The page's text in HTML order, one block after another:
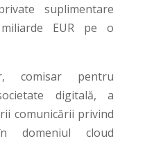
suplimentare
EUR pe o
comisar pentru
digitală, a
comunicării privind
domeniul cloud